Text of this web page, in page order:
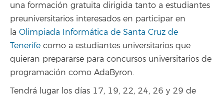
una formación gratuita dirigida tanto a estudiantes
preuniversitarios interesados en participar en
la Olimpiada Informática de Santa Cruz de
Tenerife como a estudiantes universitarios que
quieran prepararse para concursos universitarios de
programación como AdaByron.
Tendrá lugar los días 17, 19, 22, 24, 26 y 29 de